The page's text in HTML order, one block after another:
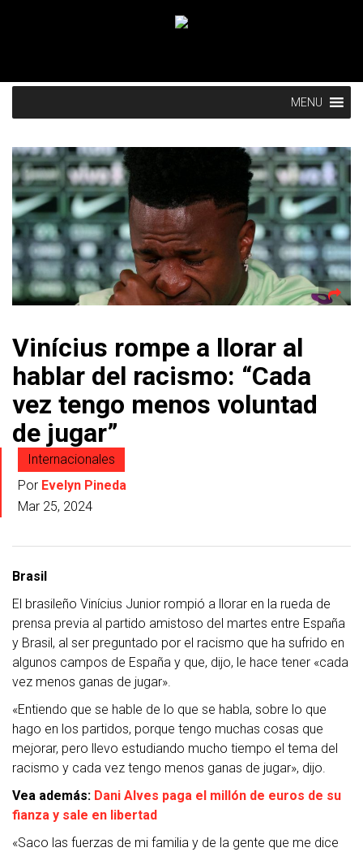
MENU
Vinícius rompe a llorar al
hablar del racismo: “Cada
vez tengo menos voluntad
de jugar”
Internacionales
Por Evelyn Pineda
Mar 25, 2024
Brasil
El brasileño Vinícius Junior rompió a llorar en la rueda de
prensa previa al partido amistoso del martes entre España
y Brasil, al ser preguntado por el racismo que ha sufrido en
algunos campos de España y que, dijo, le hace tener «cada
vez menos ganas de jugar».
«Entiendo que se hable de lo que se habla, sobre lo que
hago en los partidos, porque tengo muchas cosas que
mejorar, pero llevo estudiando mucho tiempo el tema del
racismo y cada vez tengo menos ganas de jugar», dijo.
Vea además: Dani Alves paga el millón de euros de su
fianza y sale en libertad
«Saco las fuerzas de mi familia y de la gente que me dice